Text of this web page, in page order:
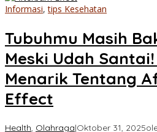
Informasi,tips Kesehatan
Tubuhmu Masih
Meski Udah
Menarik Tentang
Effect
Health Olahraga|Oktober 31, 2025